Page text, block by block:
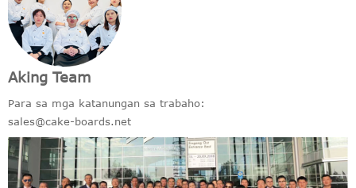
Aking Team
Para sa mga katanungan sa trabaho:
sales@cake-boards.net